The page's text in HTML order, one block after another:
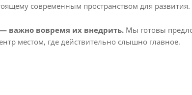
современным пространством для развития.
важно вовремя их внедрить. Мы готовы
местом, где действительно слышно главное.